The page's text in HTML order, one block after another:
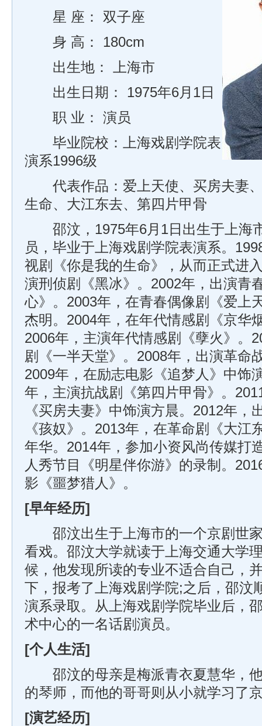
星 座： 双子座
身 高： 180cm
出生地： 上海市
出生日期： 1975年6月1日
职 业： 演员
毕业院校：上海戏剧学院表
演系1996级
代表作品：爱上天使、买房夫妻、
生命、大江东去、第四片甲骨
邵汶，1975年6月1日出生于上海
员，毕业于上海戏剧学院表演系。
视剧《你是我的生命》，从而正式进
演刑侦剧《黑冰》。2002年，出演青
心》。2003年，在青春偶像剧《爱上
杰明。2004年，在年代情感剧《京华
2006年，主演年代情感剧《孽火》。
剧《一半天堂》。2008年，出演革命
2009年，在励志电影《追梦人》中饰
年，主演抗战剧《第四片甲骨》。
《买房夫妻》中饰演方晨。2012年，
《孩奴》。2013年，在革命剧《大江
年华。2014年，参加小资风尚传媒打
人秀节目《明星伴你游》的录制。
影《噩梦猎人》。
[早年经历]
邵汶出生于上海市的一个京剧世家
看戏。邵汶大学就读于上海交通大学
候，他发现所读的专业不适合自己，
下，报考了上海戏剧学院;之后，邵汶
演系录取。从上海戏剧学院毕业后，
术中心的一名话剧演员。
[个人生活]
邵汶的母亲是梅派青衣夏慧华，他
的琴师，而他的哥哥则从小就学习了
[演艺经历]